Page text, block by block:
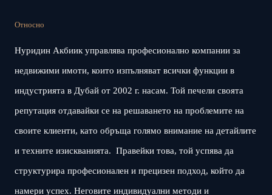
Относно
Нуридин Акбиик управлява професионално компании за
недвижими имоти, които изпълняват всички функции в
индустрията в Дубай от 2002 г. насам. Той печели своята
репутация отдавайки се на решаването на проблемите на
своите клиенти, като обръща голямо внимание на детайлите
и техните изискванията. Правейки това, той успява да
структурира професионален и прецизен подход, който да
намери успех. Неговите индивидуални методи и